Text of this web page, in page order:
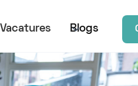
Vacatures Blogs